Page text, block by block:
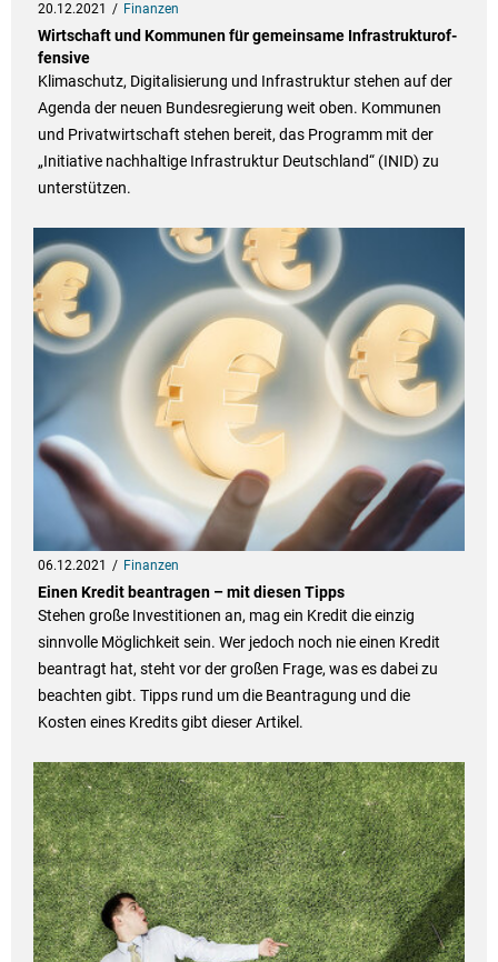
20.12.2021 Finanzen
Wirt­schaft und Kom­mu­nen für gemein­same Infra­struk­tu­rof­
fen­sive
Klimaschutz, Digitalisierung und Infrastruktur stehen auf der
Agenda der neuen Bundesregierung weit oben. Kommunen
und Privatwirtschaft stehen bereit, das Programm mit der
„Initiative nachhaltige Infrastruktur Deutschland“ (INID) zu
unterstützen.
06.12.2021 Finanzen
Einen Kredit beantragen – mit diesen Tipps
Stehen große Investitionen an, mag ein Kredit die einzig
sinnvolle Möglichkeit sein. Wer jedoch noch nie einen Kredit
beantragt hat, steht vor der großen Frage, was es dabei zu
beachten gibt. Tipps rund um die Beantragung und die
Kosten eines Kredits gibt dieser Artikel.